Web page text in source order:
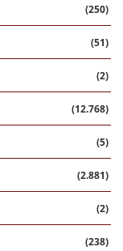
(250)
(51)
(2)
(12.768)
(5)
(2.881)
(2)
(238)